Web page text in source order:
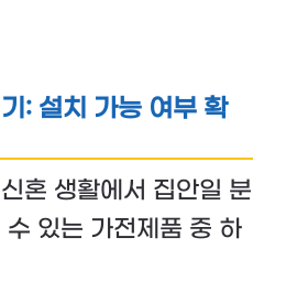
: 설치 가능 여부 확
혼 생활에서 집안일 분
있는 가전제품 중 하